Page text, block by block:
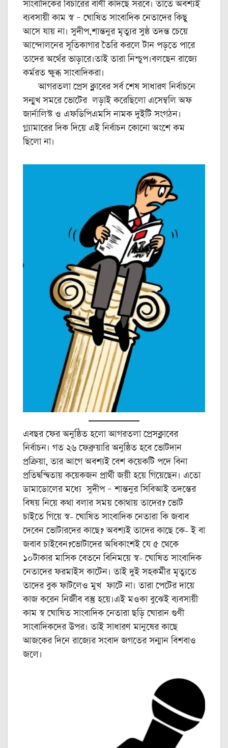
সাংবাদিকের বিচারের বাণী কাদঁছে সরবে। তাতে অবশ্যই
ব্যবসায়ী কাম স্ব – ঘোষিত সাংবাদিক নেতাদের কিছু
আসে যায় না। সুদীপ,শান্তনুর মৃত্যুর সুষ্ঠ তদন্ত চেয়ে
আন্দোলনের সূতিকাগার তৈরি করলে টান পড়তে পারে
তাদের অর্থের ভাড়ারে।তাই তারা নিশ্চুপ।বলছেন রাজ্যে
কর্মরত ক্ষুব্ধ সাংবাদিকরা।
আগরতলা প্রেস ক্লাবের সর্ব শেষ সাধারণ নির্বাচনে
সন্মুখ সমরে ভোটের লড়াই করেছিলো এসেম্বলি অফ
জার্নালিস্ট ও এফডিপিএমসি নামক দুইটি সংগঠন।
গ্ল্যামারের দিক দিয়ে এই নির্বাচন কোনো অংশে কম
ছিলো না।
এবছর ফের অনুষ্ঠিত হলো আগরতলা প্রেসক্লাবের
নির্বাচন। গত ২৬ ফেব্রুয়ারি অনুষ্ঠিত হবে ভোটদান
প্রক্রিয়া, তার আগে অবশ্যই বেশ কয়েকটি পদে বিনা
প্রতিদ্বন্দ্বিতায় কয়েকজন প্রার্থী জয়ী হয়ে গিয়েছেন। এতো
ডামাডোলের মধ্যে সুদীপ – শান্তনুর সিবিআই তদন্তের
বিষয় নিয়ে কথা বলার সময় কোথায় তাদের? ভোট
চাইতে গিয়ে স্ব- ঘোষিত সাংবাদিক নেতারা কি জবাব
দেবেন ভোটারদের কাছে? অবশ্যই তাদের কাছে কে- ই বা
জবাব চাইবেন?ভোটাদের অধিকাংশই যে ৫ থেকে
১০টাকার মাসিক বেতনে বিনিময়ে স্ব- ঘোষিত সাংবাদিক
নেতাদের ফরমাইস কাটেন। তাই দুই সহকর্মীর মৃত্যুতে
তাদের বুক ফাটলেও মুখ ফাটে না। তারা পেটের দায়ে
কাজ করেন নির্জীব বস্তু হয়ে।এই মওকা বুঝেই ব্যবসায়ী
কাম স্ব ঘোষিত সাংবাদিক নেতারা ছড়ি ঘোরান গুণী
সাংবাদিকদের উপর। তাই সাধারণ মানুষের কাছে
আজকের দিনে রাজ্যের সংবাদ জগতের সন্মান বিশবাও
জলে।